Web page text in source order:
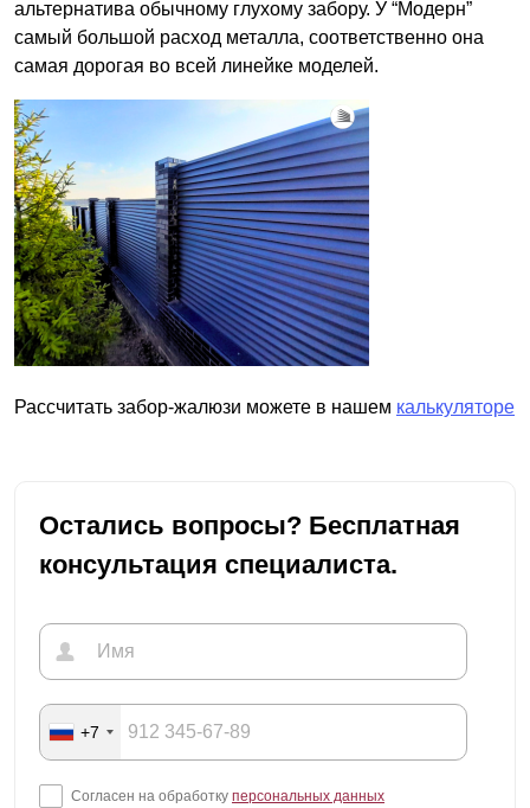
альтернатива обычному глухому забору. У “Модерн”
самый большой расход металла, соответственно она
самая дорогая во всей линейке моделей.
Рассчитать забор-жалюзи можете в нашем калькуляторе
Остались вопросы? Бесплатная
консультация специалиста.
+7
Согласен на обработку персональных данных